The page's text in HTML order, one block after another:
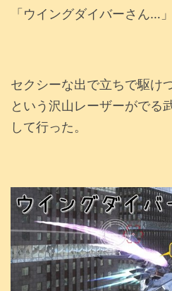
「ウイングダイバーさん…」
セクシーな出で立ちで駆け
という沢山レーザーがでる
して行った。